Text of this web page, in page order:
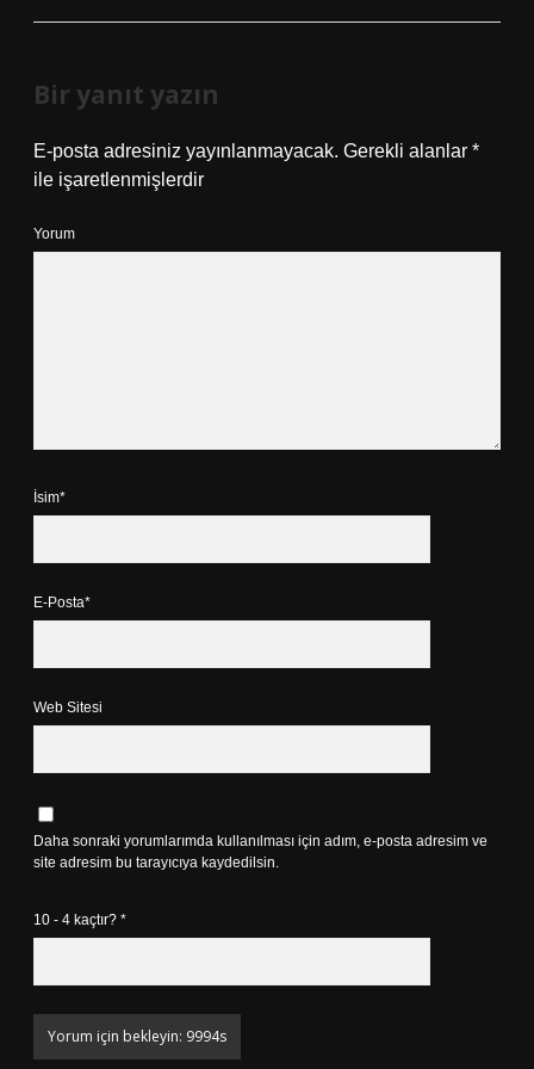
Bir yanıt yazın
E-posta adresiniz yayınlanmayacak. Gerekli alanlar *
ile işaretlenmişlerdir
Yorum
İsim*
E-Posta*
Web Sitesi
Daha sonraki yorumlarımda kullanılması için adım, e-posta adresim ve
site adresim bu tarayıcıya kaydedilsin.
10 - 4 kaçtır? *